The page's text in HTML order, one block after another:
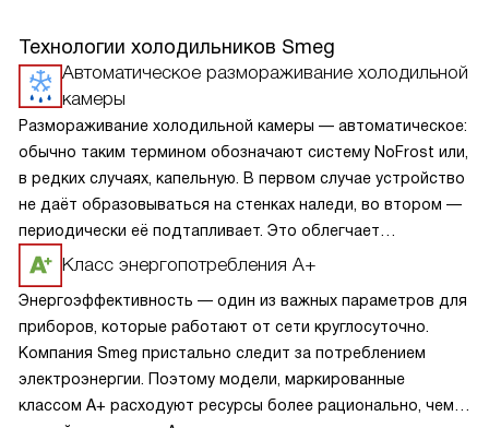
Технологии холодильников Smeg
Автоматическое размораживание холодильной
камеры
Размораживание холодильной камеры — автоматическое:
обычно таким термином обозначают систему NoFrost или,
в редких случаях, капельную. В первом случае устройство
не даёт образовываться на стенках наледи, во втором —
периодически её подтапливает. Это облегчает
эксплуатацию.
Класс энергопотребления А+
Энергоэффективность — один из важных параметров для
приборов, которые работают от сети круглосуточно.
Компания Smeg пристально следит за потреблением
электроэнергии. Поэтому модели, маркированные
классом A+ расходуют ресурсы более рационально, чем